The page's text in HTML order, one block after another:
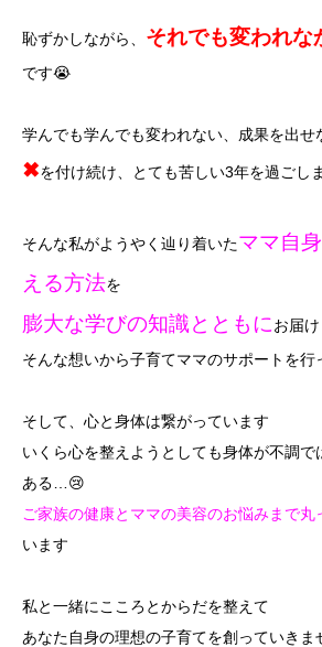
恥ずかしながら、 それでも変われな
です😭
学んでも学んでも変われない、成果を出せ
✖を付け続け、とても苦しい3年を過ごし
そんな私がようやく辿り着いたママ自
える方法を
膨大な学びの知識とともにお届
そんな想いから子育てママのサポートを行
そして、心と身体は繋がっています
いくら心を整えようとしても身体が不調で
ある…😢
ご家族の健康とママの美容のお悩みまで丸
います
私と一緒にこころとからだを整えて
あなた自身の理想の子育てを創っていきま